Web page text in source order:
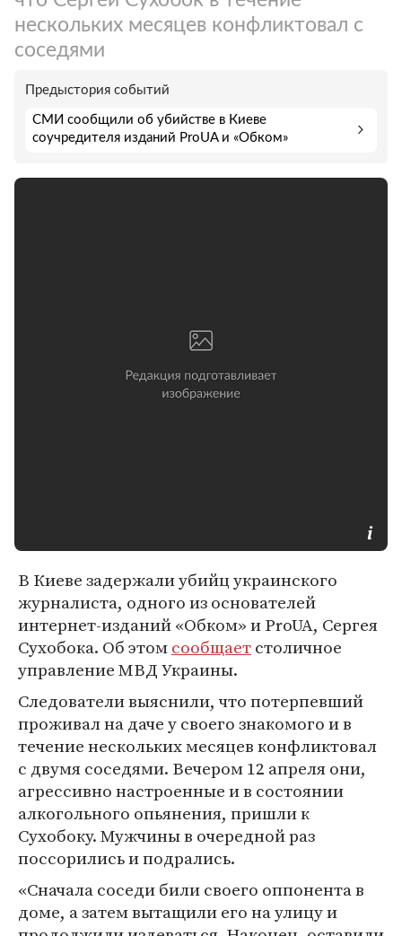
нескольких месяцев конфликтовал с
соседями
Предыстория событий
СМИ cообщили об убийстве в Киеве
соучредителя изданий ProUA и «Обком»
В Киеве задержали убийц украинского
журналиста, одного из основателей
интернет-изданий «Обком» и ProUA, Сергея
Сухобока. Об этомсообщаетстоличное
управление МВД Украины.
Следователи выяснили, что потерпевший
проживал на даче у своего знакомого и в
течение нескольких месяцев конфликтовал
с двумя соседями. Вечером 12 апреля они,
агрессивно настроенные и в состоянии
алкогольного опьянения, пришли к
Сухобоку. Мужчины в очередной раз
поссорились и подрались.
«Сначала соседи били своего оппонента в
доме, а затем вытащили его на улицу и